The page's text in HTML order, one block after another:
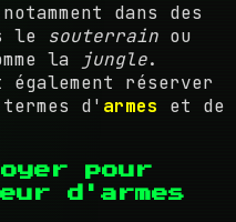
dans des
le souterrain ou
la jungle.
également réserver
d' armes et de
pour
d'armes